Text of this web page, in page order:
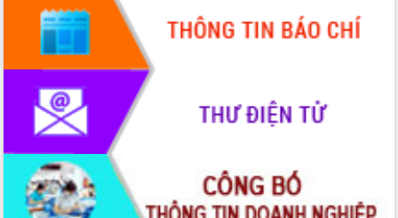
Đắk Lắk nỗ lực thúc đẩy tăng trưởng
kinh tế từ 10% trở lên trong Quý
II/2026
Đắk Lắk ký kết thỏa thuận hợp tác về
chuyển đổi số giai đoạn 2026 – 2030
với Tập đoàn Bưu chính Viễn thông
Việt Nam
Thứ trưởng Bộ Y tế làm việc với tỉnh
Đắk Lắk về phát triển nhân lực y tế
cho trạm y tế cấp xã
Du lịch Đắk Lắk nâng tầm trải nghiệm